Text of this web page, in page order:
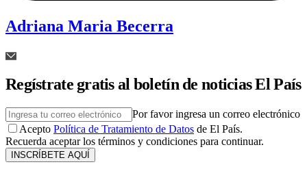
Adriana Maria Becerra
Regístrate gratis al boletín de noticias El País
Por favor ingresa un correo electrónico
Acepto Política de Tratamiento de Datos de El País.
Recuerda aceptar los términos y condiciones para continuar.
INSCRÍBETE AQUÍ